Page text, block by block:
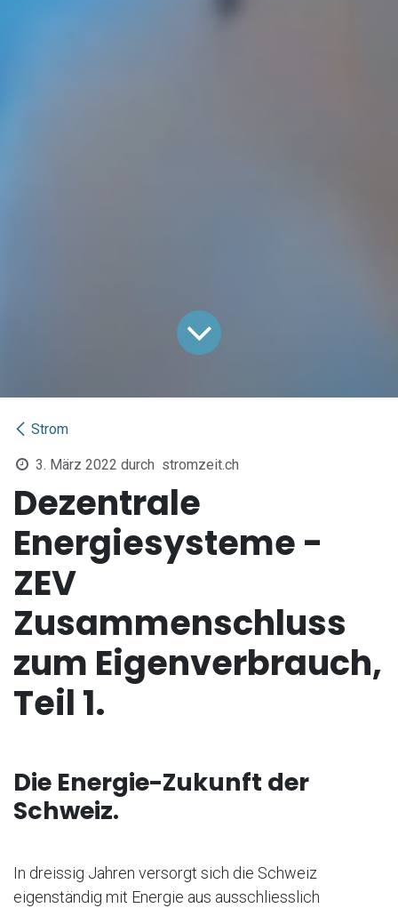
Strom
3. März 2022 durch stromzeit.ch
Dezentrale
Energiesysteme -
ZEV
Zusammenschluss
zum Eigenverbrauch,
Teil 1.
Die Energie-Zukunft der
Schweiz.
In dreissig Jahren versorgt sich die Schweiz
eigenständig mit Energie aus ausschliesslich